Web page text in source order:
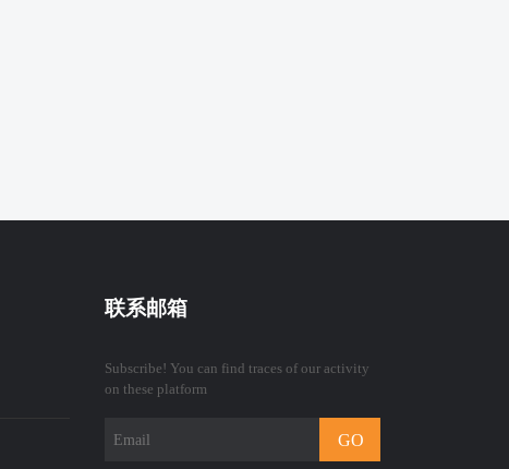
联系邮箱
Subscribe! You can find traces of our activity
on these platform